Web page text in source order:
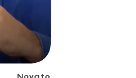
Novato